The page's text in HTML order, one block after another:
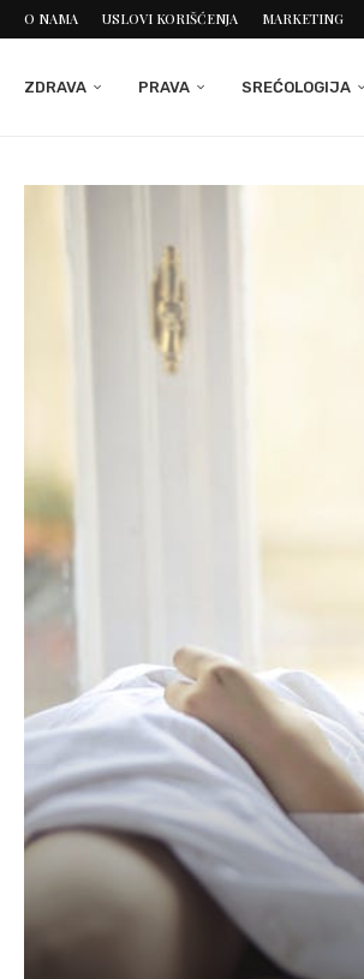
O NAMA USLOVI KORIŠĆENJA MARKETING
ZDRAVA PRAVA SREĆOLOGIJA